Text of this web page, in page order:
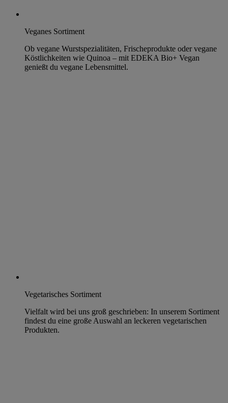
Veganes Sortiment
Ob vegane Wurstspezialitäten, Frischeprodukte oder vegane
Köstlichkeiten wie Quinoa – mit EDEKA Bio+ Vegan
genießt du vegane Lebensmittel.
Vegetarisches Sortiment
Vielfalt wird bei uns groß geschrieben: In unserem Sortiment
findest du eine große Auswahl an leckeren vegetarischen
Produkten.